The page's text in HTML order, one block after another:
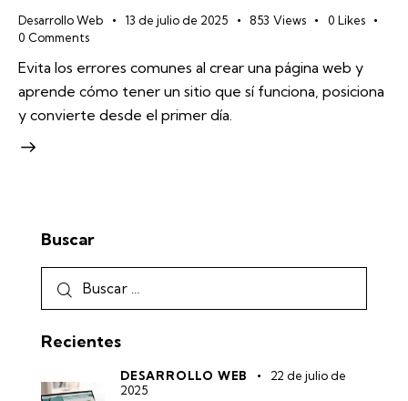
Desarrollo Web 13 de julio de 2025 853 Views 0 Likes
0 Comments
Evita los errores comunes al crear una página web y
aprende cómo tener un sitio que sí funciona, posiciona
y convierte desde el primer día.
Buscar
Recientes
DESARROLLO WEB
22 de julio de
2025